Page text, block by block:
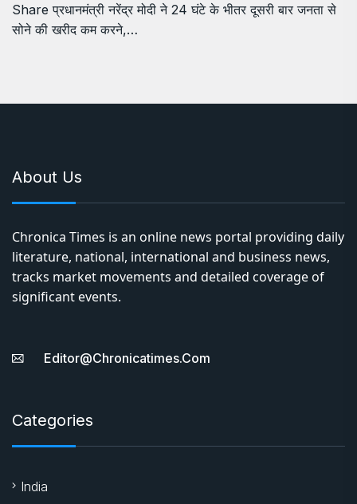
Share प्रधानमंत्री नरेंद्र मोदी ने 24 घंटे के भीतर दूसरी बार जनता से
सोने की खरीद कम करने,…
About Us
Chronica Times is an online news portal providing daily
literature, national, international and business news,
tracks market movements and detailed coverage of
significant events.
Editor@chronicatimes.com
Categories
India